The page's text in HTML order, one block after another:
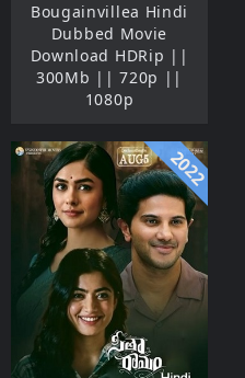
Bougainvillea Hindi
Dubbed Movie
Download HDRip ||
300Mb || 720p ||
1080p
2022